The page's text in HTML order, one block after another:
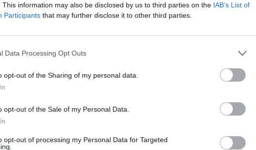
This information may also be disclosed by us to third parties on the IAB’s List of
Participants that may further disclose it to other third parties.
Data Processing Opt Outs
opt-out of the Sharing of my personal data.
opt-out of the Sale of my Personal Data.
opt-out of processing my Personal Data for Targeted
: “Quelles plantes aromatiques vais-je
à choisir les petites stars de votre jardin
les plus populaires , faciles à faire pousser et
salades et les légumes.
Vinaigre
efficace